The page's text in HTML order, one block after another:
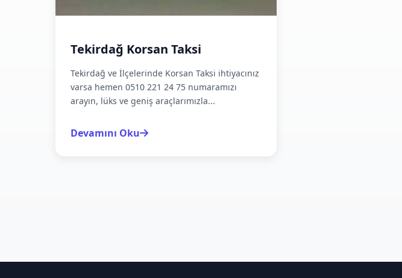
Tekirdağ Korsan Taksi
Tekirdağ ve İlçelerinde Korsan Taksi ihtiyacınız
varsa hemen 0510 221 24 75 numaramızı
arayın, lüks ve geniş araçlarımızla...
Devamını Oku